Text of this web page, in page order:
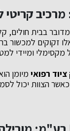
קריטי
בבית
זקוקים למכשור
מקסימלי ומיידי
רפואי מיומן
הצוות יכול